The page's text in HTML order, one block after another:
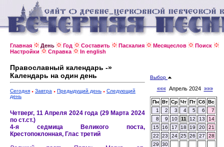
Главная День Год Составить Пасхалия Месяцеслов
Поиск
Настройки
Справка In english
Православный календарь -»
Календарь на один день
Сегодня Завтра Предыдущий день
Следующий
день
Четверг, 11 Апреля 2024 года (29 Марта 2024
по ст.ст.)
4-я седмица Великого поста,
Крестопоклонная, Глас третий
Выбор
«««Апрель 2024 »»»
Пн Вт Ср Чт Пт Сб Вс
1
2 3 4 5 6
7
8
9 10 11 12 13
14
15
16 17 18 19 20
21
22
23 24 25 26 27
28
29
30